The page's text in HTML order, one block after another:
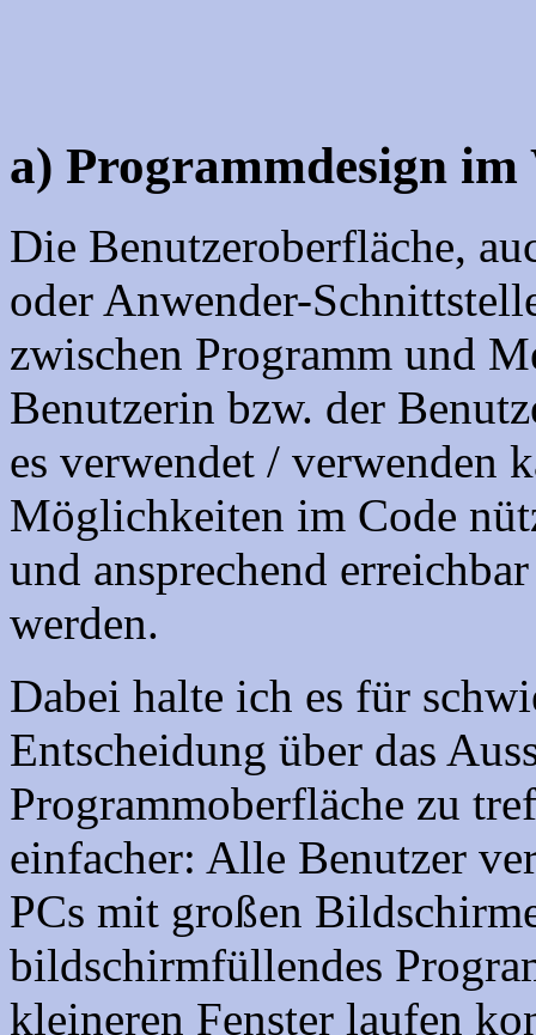
a) Programmdesign im
Die Benutzeroberfläche,
oder Anwender-
zwischen Programm und
Benutzerin bzw. der
es verwendet / verwenden
Möglichkeiten im Code
und ansprechend
werden.
Dabei halte ich es für
Entscheidung über das
Programmoberfläche zu
einfacher: Alle Benutzer
PCs mit großen
bildschirmfüllendes
kleineren Fenster laufen